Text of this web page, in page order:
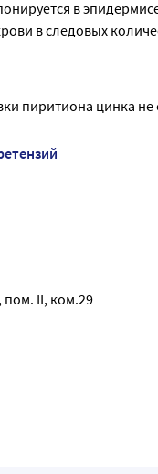
в
в следовых
пиритиона цинка
пом. II, ком.29